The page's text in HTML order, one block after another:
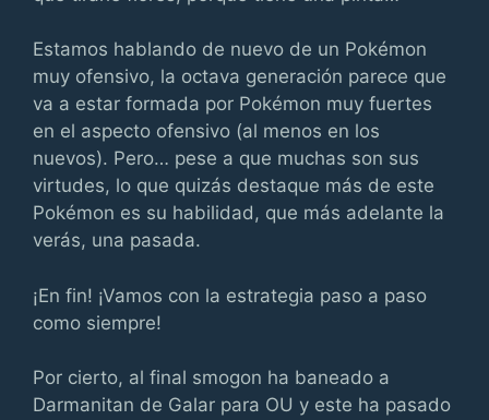
Estamos hablando de nuevo de un Pokémon
muy ofensivo, la octava generación parece que
va a estar formada por Pokémon muy fuertes
en el aspecto ofensivo (al menos en los
nuevos). Pero… pese a que muchas son sus
virtudes, lo que quizás destaque más de este
Pokémon es su habilidad, que más adelante la
verás, una pasada.
¡En fin! ¡Vamos con la estrategia paso a paso
como siempre!
Por cierto, al final smogon ha baneado a
Darmanitan de Galar para OU y este ha pasado